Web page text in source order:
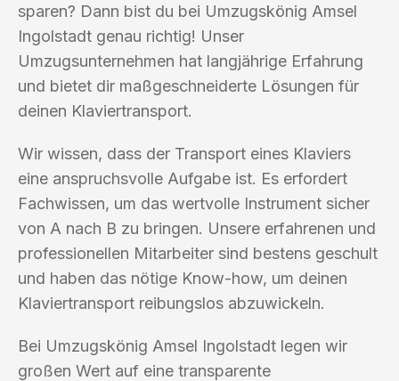
sparen? Dann bist du bei Umzugskönig Amsel
Ingolstadt genau richtig! Unser
Umzugsunternehmen hat langjährige Erfahrung
und bietet dir maßgeschneiderte Lösungen für
deinen Klaviertransport.
Wir wissen, dass der Transport eines Klaviers
eine anspruchsvolle Aufgabe ist. Es erfordert
Fachwissen, um das wertvolle Instrument sicher
von A nach B zu bringen. Unsere erfahrenen und
professionellen Mitarbeiter sind bestens geschult
und haben das nötige Know-how, um deinen
Klaviertransport reibungslos abzuwickeln.
Bei Umzugskönig Amsel Ingolstadt legen wir
großen Wert auf eine transparente